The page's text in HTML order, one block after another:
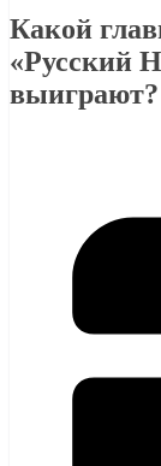
Какой
«Русский
выиграют?